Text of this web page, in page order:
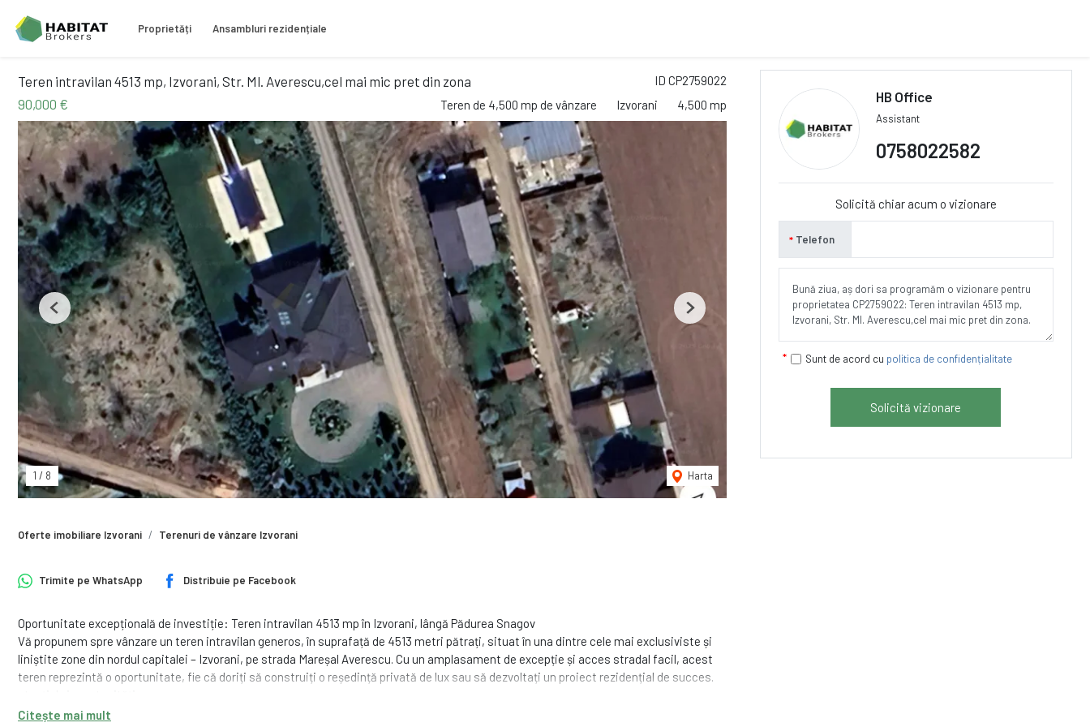
Proprietăți Ansambluri rezidențiale
ID CP2759022
Teren intravilan 4513 mp, Izvorani, Str. Ml. Averescu,cel mai mic pret din zona
90,000 €
Teren de 4,500 mp de vânzare Izvorani 4,500 mp
1 / 8 Harta
Previous Next
Oferte imobiliare Izvorani Terenuri de vânzare Izvorani
Trimite pe WhatsApp Distribuie pe Facebook
Oportunitate excepțională de investiție: Teren intravilan 4513 mp în Izvorani, lângă Pădurea Snagov
Vă propunem spre vânzare un teren intravilan generos, în suprafață de 4513 metri pătrați, situat în una dintre cele mai exclusiviste și
liniștite zone din nordul capitalei – Izvorani, pe strada Mareșal Averescu. Cu un amplasament de excepție și acces stradal facil, acest
teren reprezintă o oportunitate, fie că doriți să construiți o reședință privată de lux sau să dezvoltați un proiect rezidențial de succes.
Citește mai mult
HB Office
Assistant
0758022582
Solicită chiar acum o vizionare
Telefon
Sunt de acord cu politica de confidențialitate
Solicită vizionare